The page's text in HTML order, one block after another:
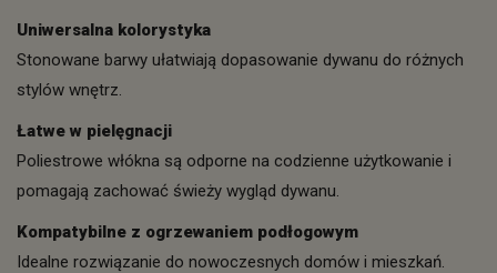
Uniwersalna kolorystyka
Stonowane barwy ułatwiają dopasowanie dywanu do różnych
stylów wnętrz.
Łatwe w pielęgnacji
Poliestrowe włókna są odporne na codzienne użytkowanie i
pomagają zachować świeży wygląd dywanu.
Kompatybilne z ogrzewaniem podłogowym
Idealne rozwiązanie do nowoczesnych domów i mieszkań.